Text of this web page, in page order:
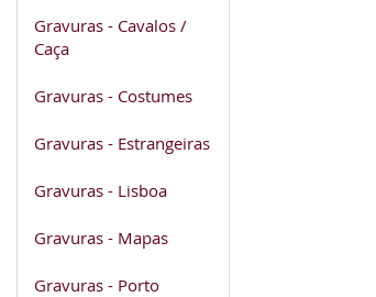
Gravuras - Cavalos /
Caça
Gravuras - Costumes
Gravuras - Estrangeiras
Gravuras - Lisboa
Gravuras - Mapas
Gravuras - Porto